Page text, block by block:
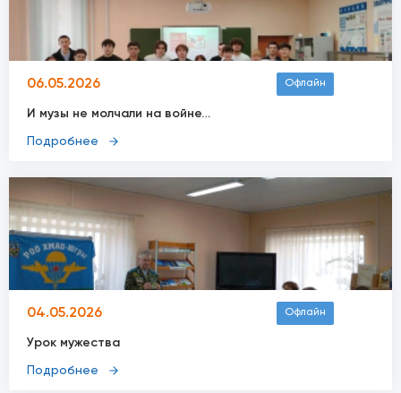
06.05.2026 Офлайн
И музы не молчали на войне…
Подробнее
04.05.2026 Офлайн
Урок мужества
Подробнее